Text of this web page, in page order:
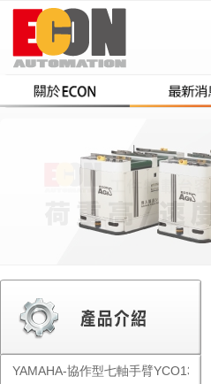
YAMAHA-協作型七軸手臂YCO1300